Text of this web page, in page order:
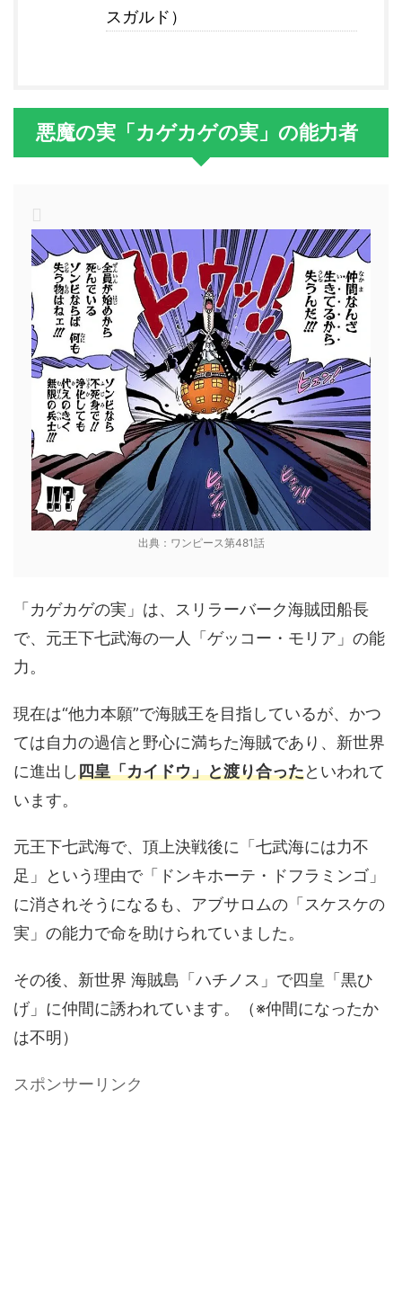
スガルド）
悪魔の実「カゲカゲの実」の能力者
出典：ワンピース第481話
「カゲカゲの実」は、スリラーバーク海賊団船長
で、元王下七武海の一人「ゲッコー・モリア」の能
力。
現在は“他力本願”で海賊王を目指しているが、かつ
ては自力の過信と野心に満ちた海賊であり、新世界
に進出し四皇「カイドウ」と渡り合ったといわれて
います。
元王下七武海で、頂上決戦後に「七武海には力不
足」という理由で「ドンキホーテ・ドフラミンゴ」
に消されそうになるも、アブサロムの「スケスケの
実」の能力で命を助けられていました。
その後、新世界 海賊島「ハチノス」で四皇「黒ひ
げ」に仲間に誘われています。（※仲間になったか
は不明）
スポンサーリンク